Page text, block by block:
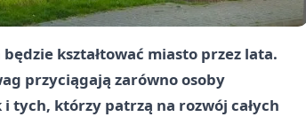
kształtować miasto przez lata.
przyciągają zarówno osoby
tych, którzy patrzą na rozwój całych